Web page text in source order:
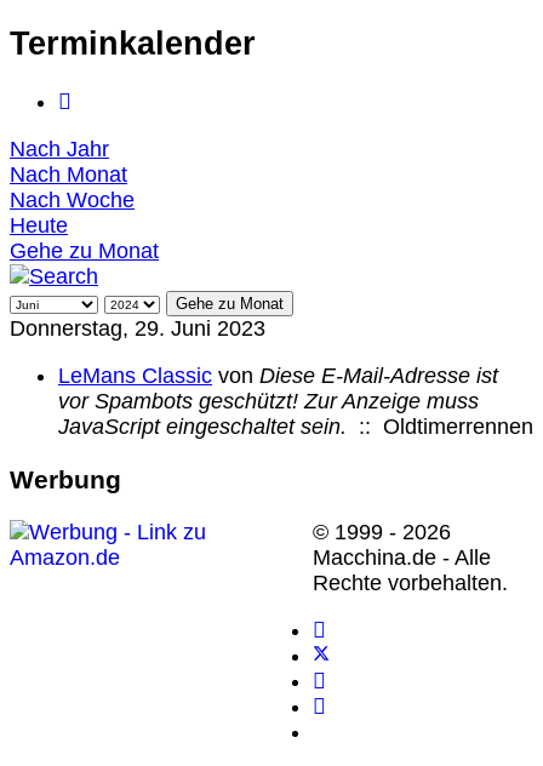
Terminkalender
Nach Jahr
Nach Monat
Nach Woche
Heute
Gehe zu Monat
Gehe zu Monat
Donnerstag, 29. Juni 2023
LeMans Classic von Diese E-Mail-Adresse ist
vor Spambots geschützt! Zur Anzeige muss
JavaScript eingeschaltet sein. :: Oldtimerrennen
Werbung
© 1999 - 2026
Macchina.de - Alle
Rechte vorbehalten.